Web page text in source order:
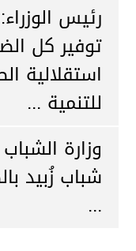
رئيس
توفير كل
استقلالية
للتنمية ...
وزارة
شباب زُبيد
...